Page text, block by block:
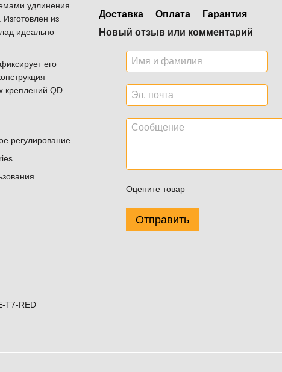
удлинения
из
идеально
его
креплений QD
регулирование
T7-RED
Доставка Оплата
Гарантия
Новый отзыв или комментарий
Оцените товар
Отправить